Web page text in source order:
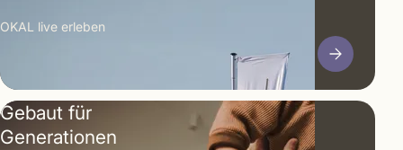
OKAL live erleben
Gebaut für
Generationen